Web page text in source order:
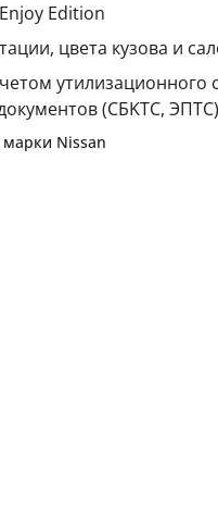
Edition
цвета кузова и
(CБKТС, ЭПTC)
марки Nissan